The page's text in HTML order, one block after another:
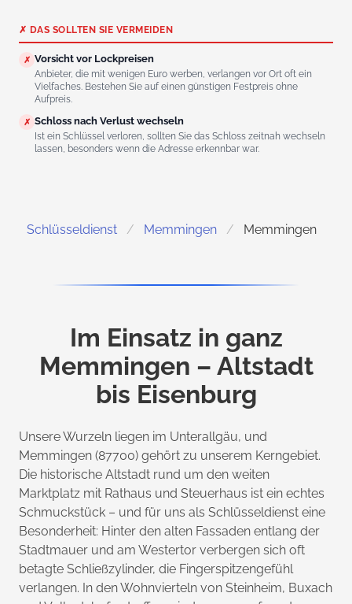
✗ DAS SOLLTEN SIE VERMEIDEN
✗ Vorsicht vor Lockpreisen
Anbieter, die mit wenigen Euro werben, verlangen vor Ort oft ein
Vielfaches. Bestehen Sie auf einen günstigen Festpreis ohne
Aufpreis.
✗ Schloss nach Verlust wechseln
Ist ein Schlüssel verloren, sollten Sie das Schloss zeitnah wechseln
lassen, besonders wenn die Adresse erkennbar war.
Schlüsseldienst Memmingen Memmingen
Im Einsatz in ganz
Memmingen – Altstadt
bis Eisenburg
Unsere Wurzeln liegen im Unterallgäu, und
Memmingen (87700) gehört zu unserem Kerngebiet.
Die historische Altstadt rund um den weiten
Marktplatz mit Rathaus und Steuerhaus ist ein echtes
Schmuckstück – und für uns als Schlüsseldienst eine
Besonderheit: Hinter den alten Fassaden entlang der
Stadtmauer und am Westertor verbergen sich oft
betagte Schließzylinder, die Fingerspitzengefühl
verlangen. In den Wohnvierteln von Steinheim, Buxach